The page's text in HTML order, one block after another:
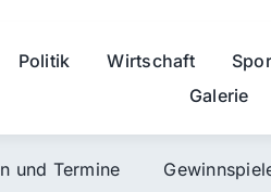
Politik Wirtschaft
Galerie
und Termine